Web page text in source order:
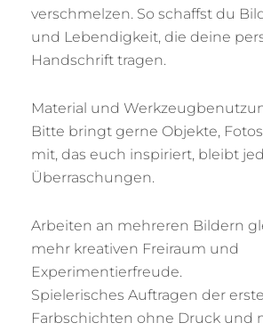
verschmelzen. So schaffst du
und Lebendigkeit, die deine
Handschrift tragen.
Material und
Bitte bringt gerne Objekte,
mit, das euch inspiriert, bleibt
Überraschungen.
Arbeiten an mehreren Bildern
mehr kreativen Freiraum und
Experimentierfreude.
Spielerisches Auftragen der
Farbschichten ohne Druck und